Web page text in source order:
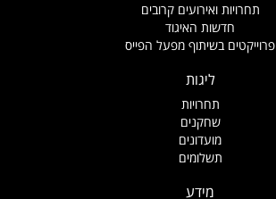
תחרויות ואירועים קרובים
חדשות האיגוד
פרוייקטים בשיתוף מפעל הפייס
ליגות
תחרויות
שחקנים
מועדונים
תשלומים
מידע